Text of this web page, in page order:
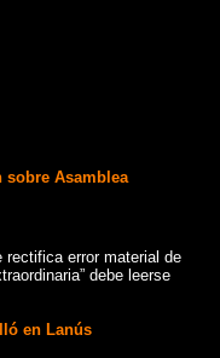
sobre Asamblea
rectifica error material de
debe leerse
en Lanús